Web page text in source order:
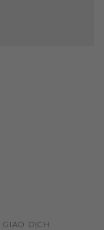
GIAO DỊCH